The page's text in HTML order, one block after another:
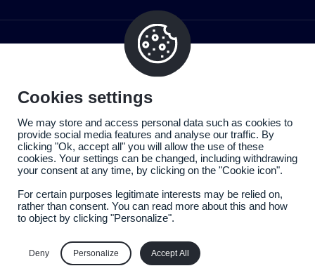
Cookies settings
We may store and access personal data such as cookies to
provide social media features and analyse our traffic. By
clicking "Ok, accept all" you will allow the use of these
cookies. Your settings can be changed, including withdrawing
your consent at any time, by clicking on the "Cookie icon".
For certain purposes legitimate interests may be relied on,
rather than consent. You can read more about this and how
to object by clicking "Personalize".
Deny Personalize Accept All